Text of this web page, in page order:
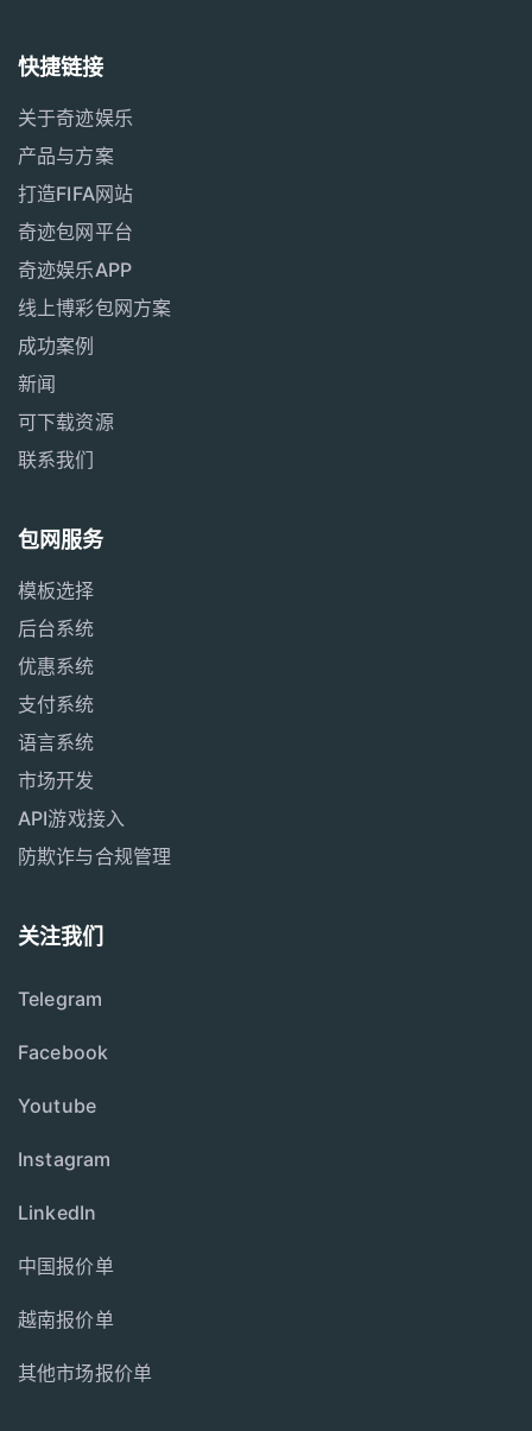
快捷链接
关于奇迹娱乐
产品与方案
打造FIFA网站
奇迹包网平台
奇迹娱乐APP
线上博彩包网方案
成功案例
新闻
可下载资源
联系我们
包网服务
模板选择
后台系统
优惠系统
支付系统
语言系统
市场开发
API游戏接入
防欺诈与合规管理
关注我们
Telegram
Facebook
Youtube
Instagram
LinkedIn
中国报价单
越南报价单
其他市场报价单